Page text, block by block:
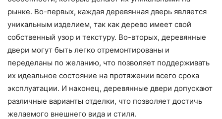
рынке. Во-первых, каждая деревянная дверь является
уникальным изделием, так как дерево имеет свой
собственный узор и текстуру. Во-вторых, деревянные
двери могут быть легко отремонтированы и
переделаны по желанию, что позволяет поддерживать
их идеальное состояние на протяжении всего срока
эксплуатации. И наконец, деревянные двери допускают
различные варианты отделки, что позволяет достичь
желаемого внешнего вида и стиля.